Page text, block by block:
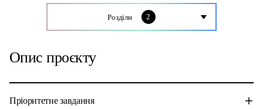
Опис проєкту
Пріоритетне завдання
Розділи 2
Документи